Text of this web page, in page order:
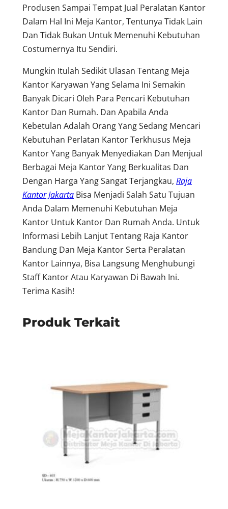
Produsen Sampai Tempat Jual Peralatan Kantor
Dalam Hal Ini Meja Kantor, Tentunya Tidak Lain
Dan Tidak Bukan Untuk Memenuhi Kebutuhan
Costumernya Itu Sendiri.
Mungkin Itulah Sedikit Ulasan Tentang Meja
Kantor Karyawan Yang Selama Ini Semakin
Banyak Dicari Oleh Para Pencari Kebutuhan
Kantor Dan Rumah. Dan Apabila Anda
Kebetulan Adalah Orang Yang Sedang Mencari
Kebutuhan Perlatan Kantor Terkhusus Meja
Kantor Yang Banyak Menyediakan Dan Menjual
Berbagai Meja Kantor Yang Berkualitas Dan
Dengan Harga Yang Sangat Terjangkau, Raja
Kantor Jakarta Bisa Menjadi Salah Satu Tujuan
Anda Dalam Memenuhi Kebutuhan Meja
Kantor Untuk Kantor Dan Rumah Anda. Untuk
Informasi Lebih Lanjut Tentang Raja Kantor
Bandung Dan Meja Kantor Serta Peralatan
Kantor Lainnya, Bisa Langsung Menghubungi
Staff Kantor Atau Karyawan Di Bawah Ini.
Terima Kasih!
Produk Terkait